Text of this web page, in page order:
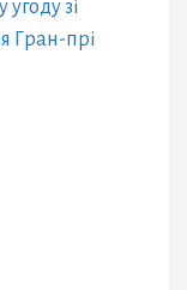
зі
Гран-прі